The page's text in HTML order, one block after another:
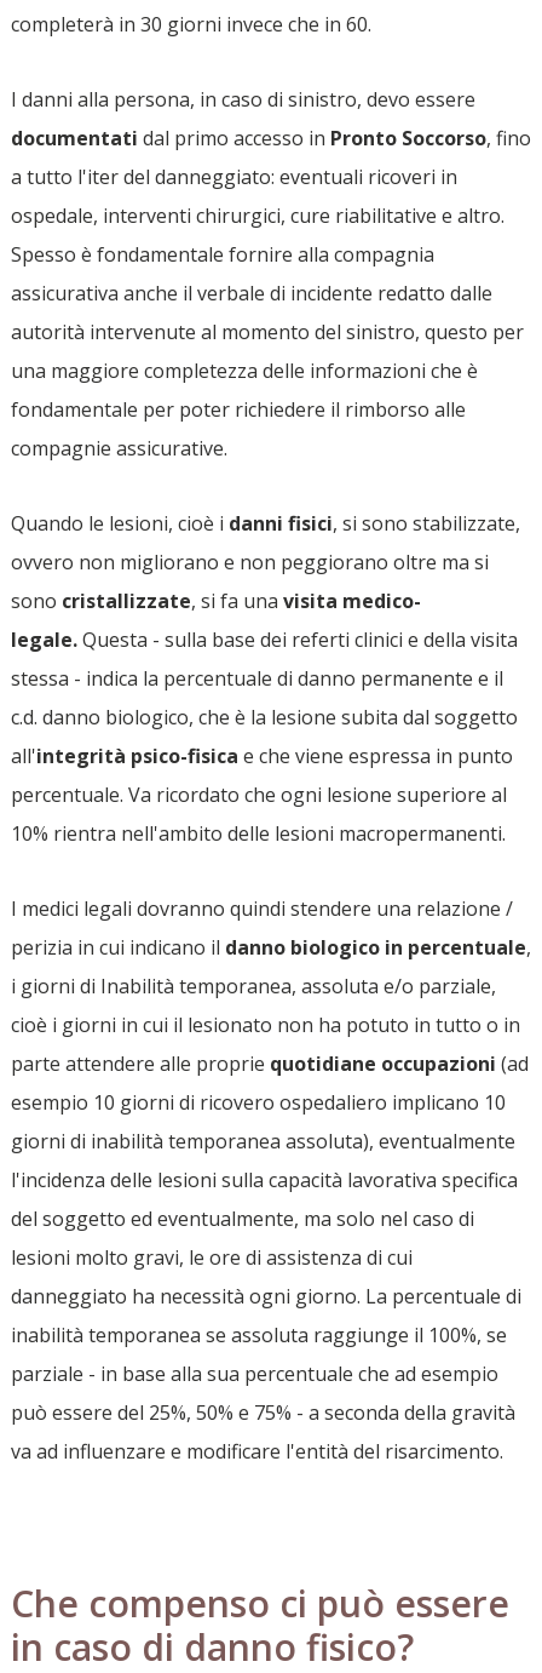
completerà in 30 giorni invece che in 60.
I danni alla persona, in caso di sinistro, devo essere
documentati dal primo accesso in Pronto Soccorso, fino
a tutto l'iter del danneggiato: eventuali ricoveri in
ospedale, interventi chirurgici, cure riabilitative e altro.
Spesso è fondamentale fornire alla compagnia
assicurativa anche il verbale di incidente redatto dalle
autorità intervenute al momento del sinistro, questo per
una maggiore completezza delle informazioni che è
fondamentale per poter richiedere il rimborso alle
compagnie assicurative.
Quando le lesioni, cioè i danni fisici, si sono stabilizzate,
ovvero non migliorano e non peggiorano oltre ma si
sono cristallizzate, si fa una visita medico-
legale.Questa - sulla base dei referti clinici e della visita
stessa - indica la percentuale di danno permanente e il
c.d. danno biologico, che è la lesione subita dal soggetto
all'integrità psico-fisica e che viene espressa in punto
percentuale. Va ricordato che ogni lesione superiore al
10% rientra nell'ambito delle lesioni macropermanenti.
I medici legali dovranno quindi stendere una relazione /
perizia in cui indicano il danno biologico in percentuale,
i giorni di Inabilità temporanea, assoluta e/o parziale,
cioè i giorni in cui il lesionato non ha potuto in tutto o in
parte attendere alle proprie quotidiane occupazioni (ad
esempio 10 giorni di ricovero ospedaliero implicano 10
giorni di inabilità temporanea assoluta), eventualmente
l'incidenza delle lesioni sulla capacità lavorativa specifica
del soggetto ed eventualmente, ma solo nel caso di
lesioni molto gravi, le ore di assistenza di cui
danneggiato ha necessità ogni giorno. La percentuale di
inabilità temporanea se assoluta raggiunge il 100%, se
parziale - in base alla sua percentuale che ad esempio
può essere del 25%, 50% e 75% - a seconda della gravità
va ad influenzare e modificare l'entità del risarcimento.
Che compenso ci può essere
in caso di danno fisico?